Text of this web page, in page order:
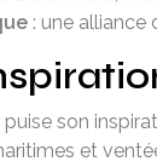
: une alliance
puise son
et